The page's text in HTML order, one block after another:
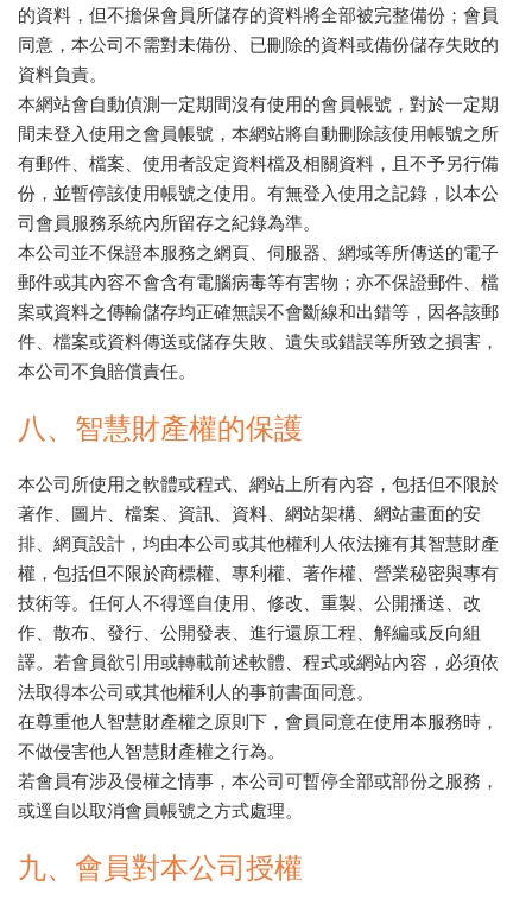
的資料，但不擔保會員所儲存的資料將全部被完整備份；會員
同意，本公司不需對未備份、已刪除的資料或備份儲存失敗的
資料負責。
本網站會自動偵測一定期間沒有使用的會員帳號，對於一定期
間未登入使用之會員帳號，本網站將自動刪除該使用帳號之所
有郵件、檔案、使用者設定資料檔及相關資料，且不予另行備
份，並暫停該使用帳號之使用。有無登入使用之記錄，以本公
司會員服務系統內所留存之紀錄為準。
本公司並不保證本服務之網頁、伺服器、網域等所傳送的電子
郵件或其內容不會含有電腦病毒等有害物；亦不保證郵件、檔
案或資料之傳輸儲存均正確無誤不會斷線和出錯等，因各該郵
件、檔案或資料傳送或儲存失敗、遺失或錯誤等所致之損害，
本公司不負賠償責任。
八、智慧財產權的保護
本公司所使用之軟體或程式、網站上所有內容，包括但不限於
著作、圖片、檔案、資訊、資料、網站架構、網站畫面的安
排、網頁設計，均由本公司或其他權利人依法擁有其智慧財產
權，包括但不限於商標權、專利權、著作權、營業秘密與專有
技術等。任何人不得逕自使用、修改、重製、公開播送、改
作、散布、發行、公開發表、進行還原工程、解編或反向組
譯。若會員欲引用或轉載前述軟體、程式或網站內容，必須依
法取得本公司或其他權利人的事前書面同意。
在尊重他人智慧財產權之原則下，會員同意在使用本服務時，
不做侵害他人智慧財產權之行為。
若會員有涉及侵權之情事，本公司可暫停全部或部份之服務，
或逕自以取消會員帳號之方式處理。
九、會員對本公司授權